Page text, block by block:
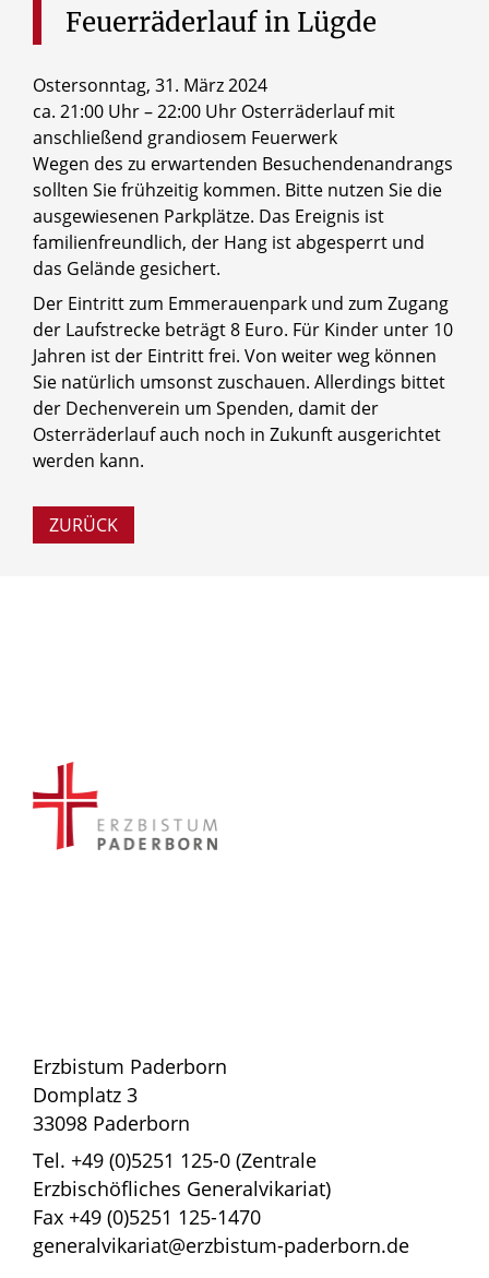
Feuerräderlauf in Lügde
Ostersonntag, 31. März 2024
ca. 21:00 Uhr – 22:00 Uhr Osterräderlauf mit
anschließend grandiosem Feuerwerk
Wegen des zu erwartenden Besuchendenandrangs
sollten Sie frühzeitig kommen. Bitte nutzen Sie die
ausgewiesenen Parkplätze. Das Ereignis ist
familienfreundlich, der Hang ist abgesperrt und
das Gelände gesichert.
Der Eintritt zum Emmerauenpark und zum Zugang
der Laufstrecke beträgt 8 Euro. Für Kinder unter 10
Jahren ist der Eintritt frei. Von weiter weg können
Sie natürlich umsonst zuschauen. Allerdings bittet
der Dechenverein um Spenden, damit der
Osterräderlauf auch noch in Zukunft ausgerichtet
werden kann.
ZURÜCK
Erzbistum Paderborn
Domplatz 3
33098 Paderborn
Tel. +49 (0)5251 125-0 (Zentrale
Erzbischöfliches Generalvikariat)
Fax +49 (0)5251 125-1470
generalvikariat@erzbistum-paderborn.de